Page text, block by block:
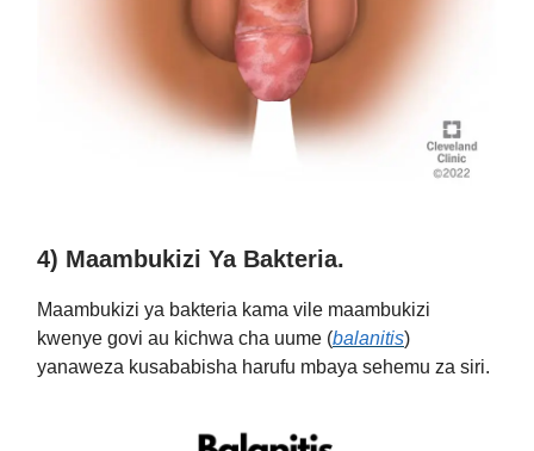
4) Maambukizi Ya Bakteria.
Maambukizi ya bakteria kama vile maambukizi
kwenye govi au kichwa cha uume (balanitis)
yanaweza kusababisha harufu mbaya sehemu za siri.